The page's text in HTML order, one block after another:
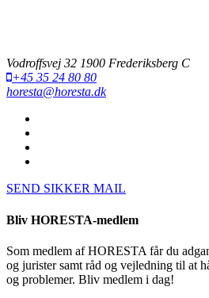
Vodroffsvej 32 1900 Frederiksberg C
+45 35 24 80 80
horesta@horesta.dk
SEND SIKKER MAIL
Bliv HORESTA-medlem
Som medlem af HORESTA får du
og jurister samt råd og vejledning til at
og problemer. Bliv medlem i dag!